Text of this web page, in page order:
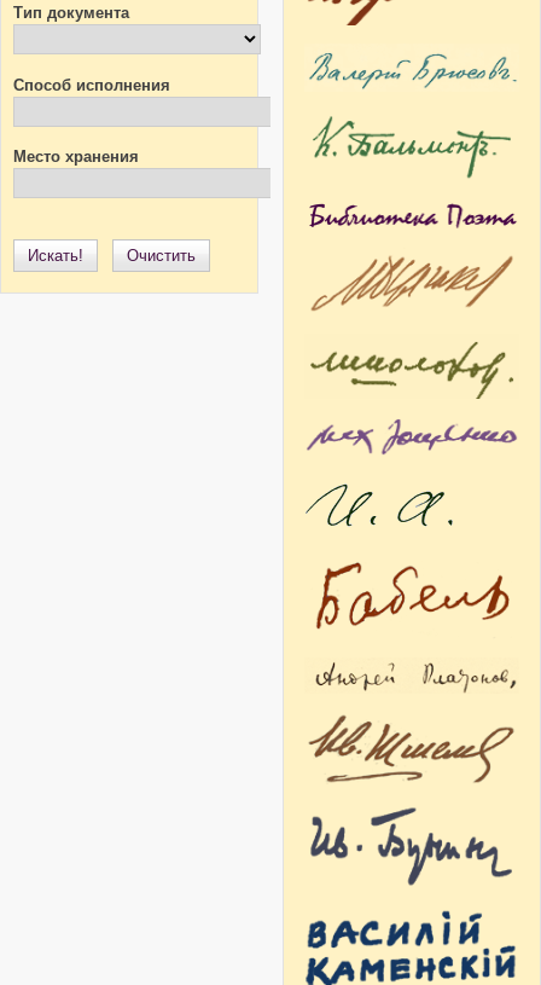
Тип документа
Способ исполнения
Место хранения